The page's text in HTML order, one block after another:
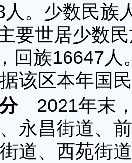
人。少数民族
要世居少数
回族16647
该区本年国
2021年末，
永昌街道、
道、西苑街